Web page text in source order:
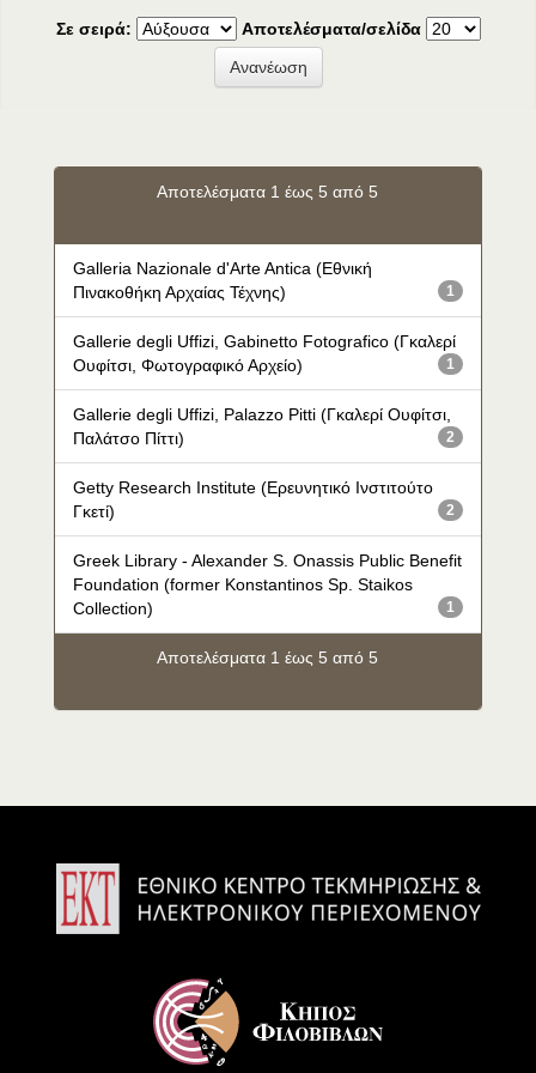
Σε σειρά: Αποτελέσματα/σελίδα
Αποτελέσματα 1 έως 5 από 5
Galleria Nazionale d'Arte Antica (Εθνική
Πινακοθήκη Αρχαίας Τέχνης)
1
Gallerie degli Uffizi, Gabinetto Fotografico (Γκαλερί
Ουφίτσι, Φωτογραφικό Αρχείο)
1
Gallerie degli Uffizi, Palazzo Pitti (Γκαλερί Ουφίτσι,
Παλάτσο Πίττι)
2
Getty Research Institute (Ερευνητικό Ινστιτούτο
Γκετί)
2
Greek Library - Alexander S. Onassis Public Benefit
Foundation (former Konstantinos Sp. Staikos
Collection)
1
Αποτελέσματα 1 έως 5 από 5